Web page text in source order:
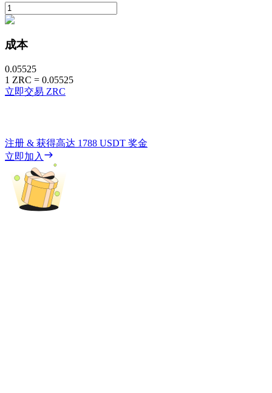
成本
0.05525
1 ZRC = 0.05525
立即交易 ZRC
注册 & 获得高达 1788 USDT 奖金
立即加入